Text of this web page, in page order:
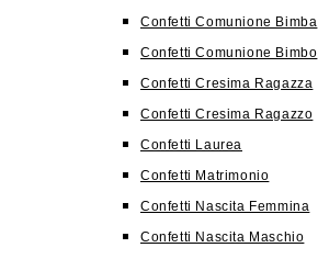
Confetti Comunione Bimba
Confetti Comunione Bimbo
Confetti Cresima Ragazza
Confetti Cresima Ragazzo
Confetti Laurea
Confetti Matrimonio
Confetti Nascita Femmina
Confetti Nascita Maschio